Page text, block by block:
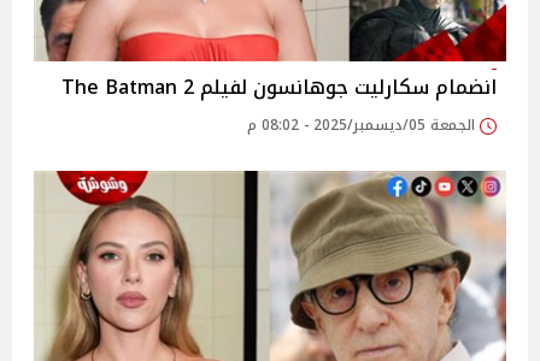
انضمام سكارليت جوهانسون لفيلم 2 The Batman
الجمعة 05/ديسمبر/2025 - 08:02 م